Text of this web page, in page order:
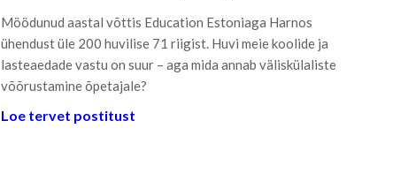
Möödunud aastal võttis Education Estoniaga Harnos
ühendust üle 200 huvilise 71 riigist. Huvi meie koolide ja
lasteaedade vastu on suur – aga mida annab väliskülaliste
võõrustamine õpetajale?
Loe tervet postitust